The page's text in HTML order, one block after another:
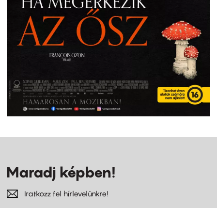
Maradj képben!
Iratkozz fel hírlevelünkre!